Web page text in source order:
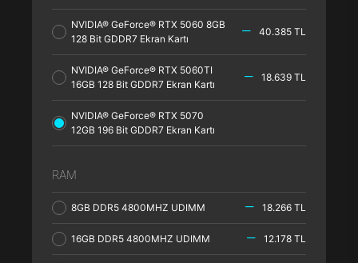
NVIDIA® GeForce® RTX 5060 8GB
128 Bit GDDR7 Ekran Kartı
40.385 TL
NVIDIA® GeForce® RTX 5060TI
16GB 128 Bit GDDR7 Ekran Kartı
18.639 TL
NVIDIA® GeForce® RTX 5070
12GB 196 Bit GDDR7 Ekran Kartı
RAM
8GB DDR5 4800MHZ UDIMM 18.266 TL
16GB DDR5 4800MHZ UDIMM 12.178 TL